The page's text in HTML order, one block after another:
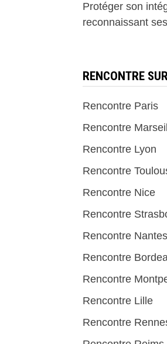
Protéger son
reconnaissant
RENCONTRE
Rencontre Paris
Rencontre
Rencontre Lyon
Rencontre
Rencontre Nice
Rencontre
Rencontre Nantes
Rencontre
Rencontre
Rencontre Lille
Rencontre